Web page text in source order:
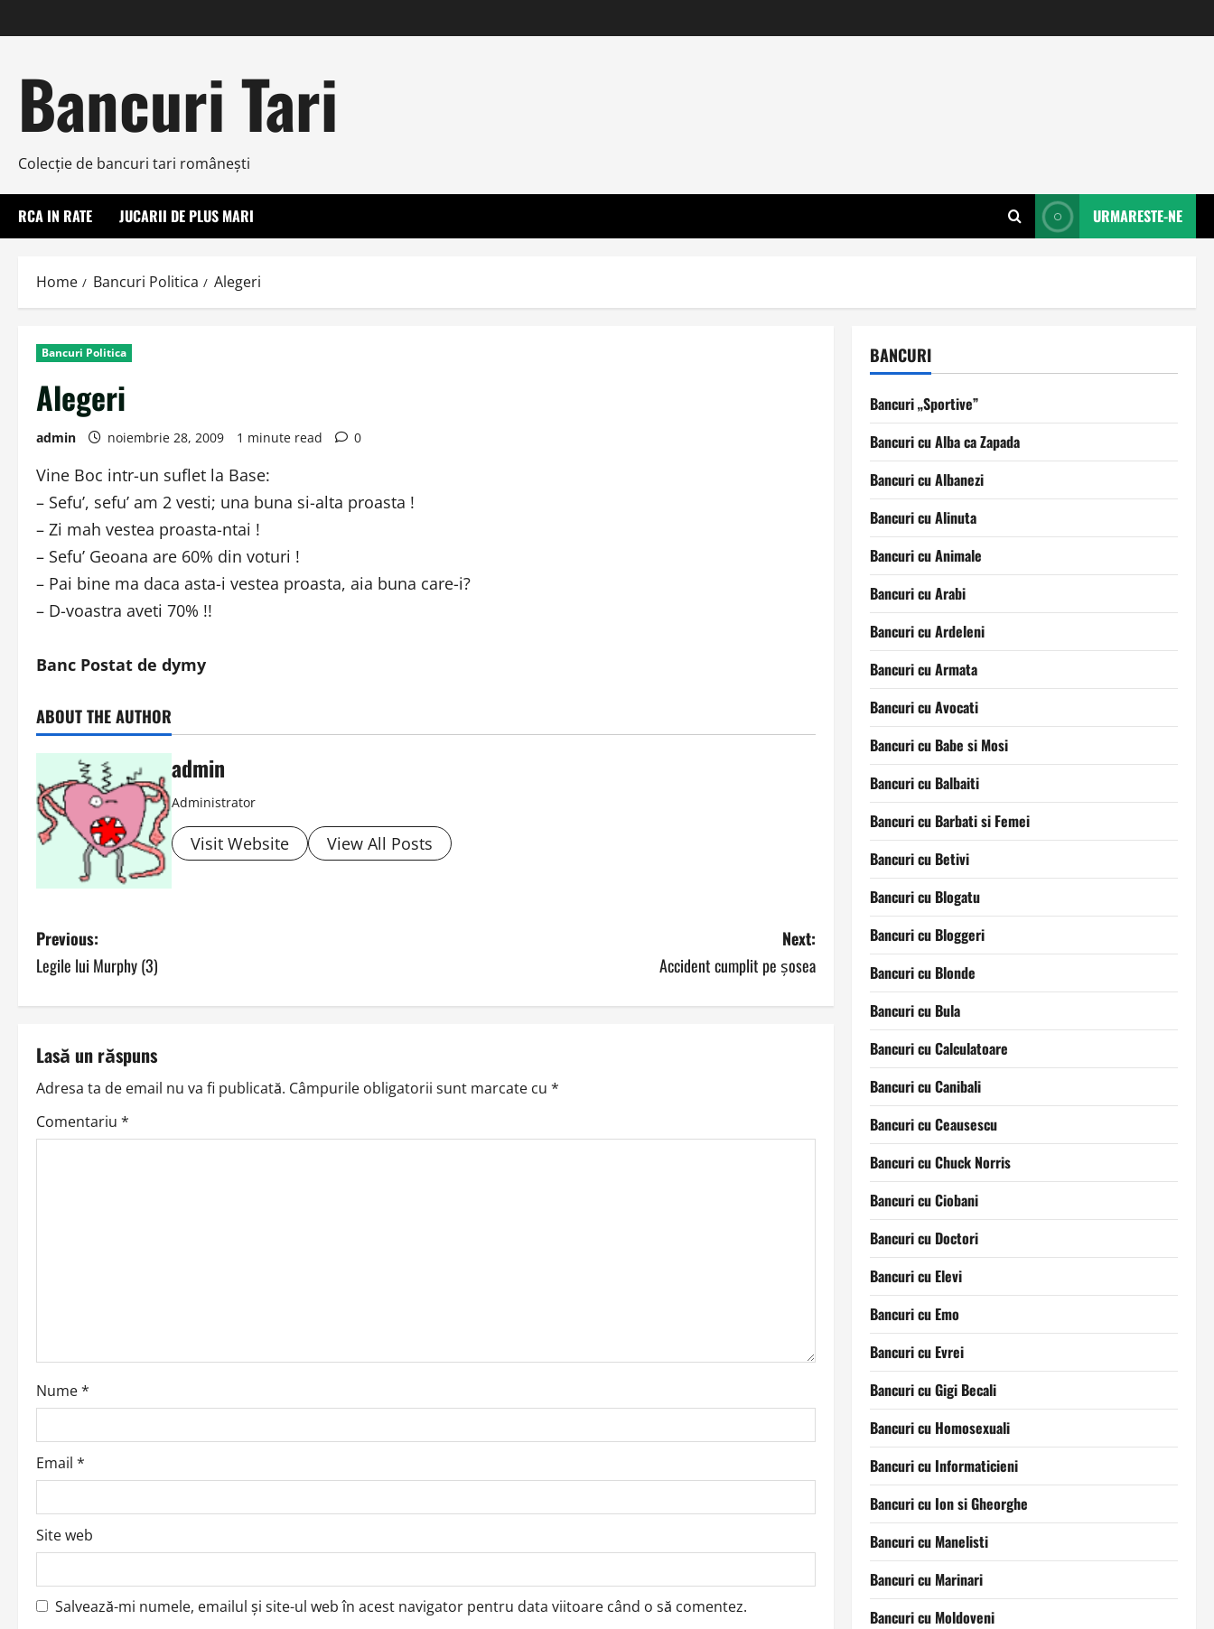
to
Bancuri Tari
Colecţie de bancuri tari româneşti
RCA IN RATE JUCARII DE PLUS MARI URMARESTE-NE
Home Bancuri Politica Alegeri
Bancuri Politica
Alegeri
admin noiembrie 28, 2009 1 minute read 0
Vine Boc intr-un suflet la Base:
– Sefu’, sefu’ am 2 vesti; una buna si-alta proasta !
– Zi mah vestea proasta-ntai !
– Sefu’ Geoana are 60% din voturi !
– Pai bine ma daca asta-i vestea proasta, aia buna care-i?
– D-voastra aveti 70% !!
Banc Postat de dymy
ABOUT THE AUTHOR
admin
Administrator
Visit Website View All Posts
P
o
s
t
n
a
i
o
n
Previous:
Legile lui Murphy (3)
Next:
Accident cumplit pe șosea
Lasă un răspuns
Adresa ta de email nu va fi publicată. Câmpurile obligatorii sunt marcate cu *
Comentariu *
Nume*
Email *
Site web
Salvează-mi numele, emailul și site-ul web în acest navigator pentru data viitoare când o să comentez.
BANCURI
Bancuri „Sportive”
Bancuri cu Alba ca Zapada
Bancuri cu Albanezi
Bancuri cu Alinuta
Bancuri cu Animale
Bancuri cu Arabi
Bancuri cu Ardeleni
Bancuri cu Armata
Bancuri cu Avocati
Bancuri cu Babe si Mosi
Bancuri cu Balbaiti
Bancuri cu Barbati si Femei
Bancuri cu Betivi
Bancuri cu Blogatu
Bancuri cu Bloggeri
Bancuri cu Blonde
Bancuri cu Bula
Bancuri cu Calculatoare
Bancuri cu Canibali
Bancuri cu Ceausescu
Bancuri cu Chuck Norris
Bancuri cu Ciobani
Bancuri cu Doctori
Bancuri cu Elevi
Bancuri cu Emo
Bancuri cu Evrei
Bancuri cu Gigi Becali
Bancuri cu Homosexuali
Bancuri cu Informaticieni
Bancuri cu Ion si Gheorghe
Bancuri cu Manelisti
Bancuri cu Marinari
Bancuri cu Moldoveni